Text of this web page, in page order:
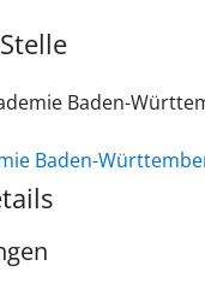
Baden-
Baden-